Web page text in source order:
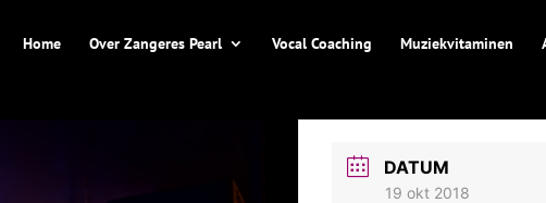
Home Over Zangeres Pearl Vocal Coaching Muziekvitaminen
DATUM
19 okt 2018